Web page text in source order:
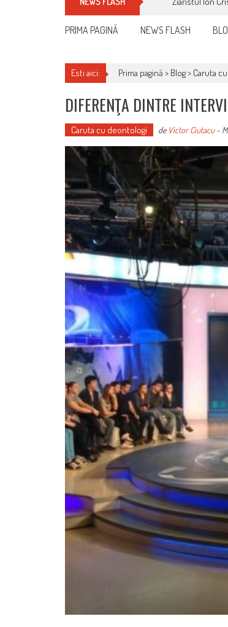
PRIMA PAGINĂ NEWS FLASH
Esti aici: Prima pagină > Blog> Caruta
DIFERENŢA DINTRE
Caruta cu deontologi de Victor Ciutacu-